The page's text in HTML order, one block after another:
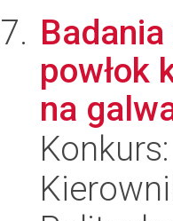
powłok
na
Konkurs: